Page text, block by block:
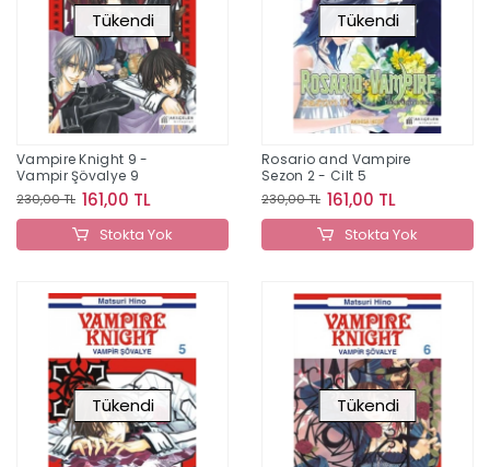
Tükendi
Vampire Knight 9 -
Vampir Şövalye 9
230,00 TL 161,00 TL
Stokta Yok
Tükendi
Rosario and Vampire
Sezon 2 - Cilt 5
230,00 TL 161,00 TL
Stokta Yok
Tükendi Tükendi